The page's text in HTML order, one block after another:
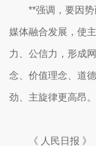
**强调，要因
媒体融合发展，使
力、公信力，形成
念、价值理念、道
劲、主旋律更高昂。
《 人民日报